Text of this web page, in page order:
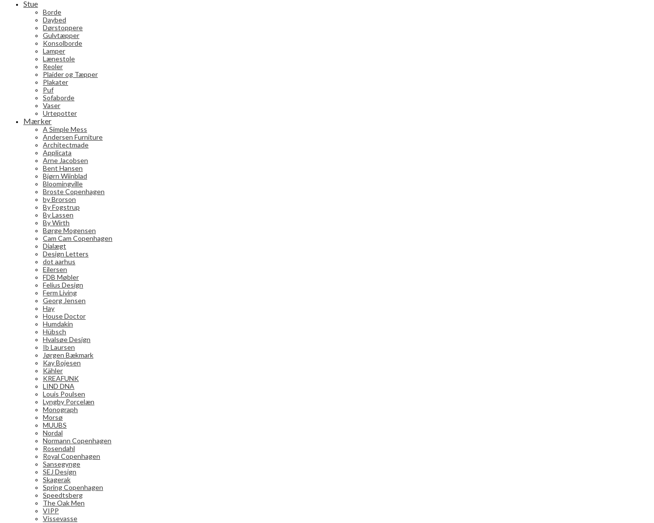
Stue
Borde
Daybed
Dørstoppere
Gulvtæpper
Konsolborde
Lamper
Lænestole
Reoler
Plaider og Tæpper
Plakater
Puf
Sofaborde
Vaser
Urtepotter
Mærker
A Simple Mess
Andersen Furniture
Architectmade
Applicata
Arne Jacobsen
Bent Hansen
Bjørn Wiinblad
Bloomingville
Broste Copenhagen
by Brorson
By Fogstrup
By Lassen
By Wirth
Børge Mogensen
Cam Cam Copenhagen
Dialægt
Design Letters
dot aarhus
Eilersen
FDB Møbler
Felius Design
Ferm Living
Georg Jensen
Hay
House Doctor
Humdakin
Hübsch
Hvalsøe Design
Ib Laursen
Jørgen Bækmark
Kay Bojesen
Kähler
KREAFUNK
LIND DNA
Louis Poulsen
Lyngby Porcelæn
Monograph
Morsø
MUUBS
Nordal
Normann Copenhagen
Rosendahl
Royal Copenhagen
Sansegynge
SEJ Design
Skagerak
Spring Copenhagen
Speedtsberg
The Oak Men
VIPP
Vissevasse